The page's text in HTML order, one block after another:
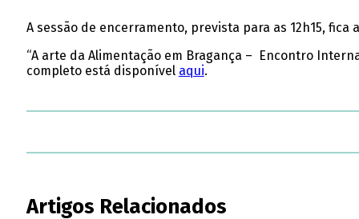
A sessão de encerramento, prevista para as 12h15,
“A arte da Alimentação em Bragança – Encontro
completo está disponível aqui.
Artigos Relacionados